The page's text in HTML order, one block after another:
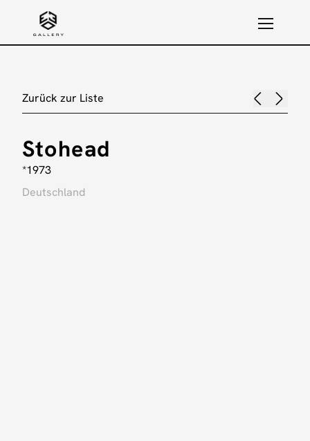
Zurück zur Liste
Stohead
*1973
Deutschland